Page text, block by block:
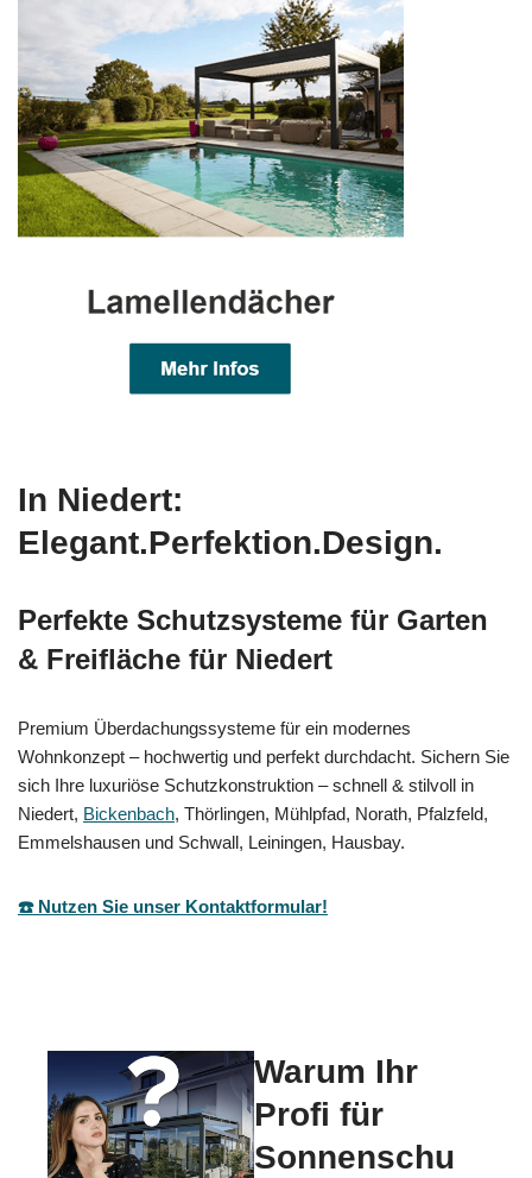
In Niedert:
Elegant.Perfektion.Design.
Perfekte Schutzsysteme für Garten
& Freifläche für Niedert
Premium Überdachungssysteme für ein modernes
Wohnkonzept – hochwertig und perfekt durchdacht. Sichern Sie
sich Ihre luxuriöse Schutzkonstruktion – schnell & stilvoll in
Niedert, Bickenbach, Thörlingen, Mühlpfad, Norath, Pfalzfeld,
Emmelshausen und Schwall, Leiningen, Hausbay.
☎️ Nutzen Sie unser Kontaktformular!
Warum Ihr
Profi für
Sonnenschu